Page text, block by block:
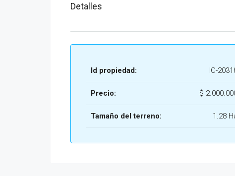
Detalles
Id propiedad: IC-
Precio: $
Tamaño del terreno: 1.28